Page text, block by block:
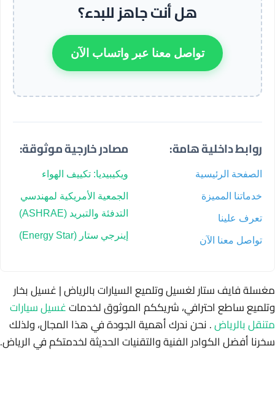
هل أنت جاهز للبدء؟
تواصل معنا عبر واتساب الآن
روابط داخلية هامة:
الصفحة الرئيسية
خدماتنا المميزة
تعرف علينا
تواصل معنا الآن
مصادر خارجية موثوقة:
ويكيبيديا: تكييف الهواء
الجمعية الأمريكية لمهندسي
التدفئة والتبريد (ASHRAE)
إينرجي ستار (Energy Star)
مغسلة فايف ستار لغسيل وتلميع السيارات بالرياض | غسيل بخار
وتلميع ساطع احترافي، شريككم الموثوق لخدماتغسيل سيارات
متنقل بالرياض. نحن ندرك أهمية الجودة في هذا المجال، ولذلك
سخرنا أفضل الكوادر الفنية والتقنيات الحديثة لخدمتكم في الرياض.